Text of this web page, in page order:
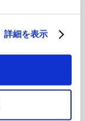
詳細を表示